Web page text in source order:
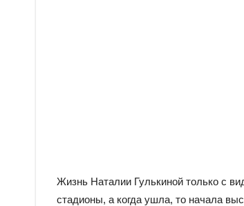
Жизнь Наталии Гулькиной только с
стадионы, а когда ушла, то начала